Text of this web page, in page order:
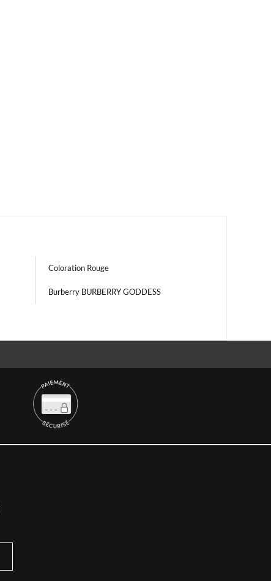
Coloration Rouge
Burberry BURBERRY GODDESS